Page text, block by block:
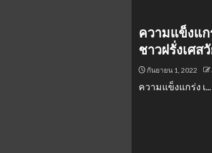
ความแข็งแก
ชาวฝรั่งเศส
กันยายน 1, 2022
ความแข็งแกร่ง เ...